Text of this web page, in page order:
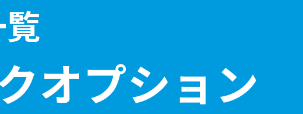
オプション